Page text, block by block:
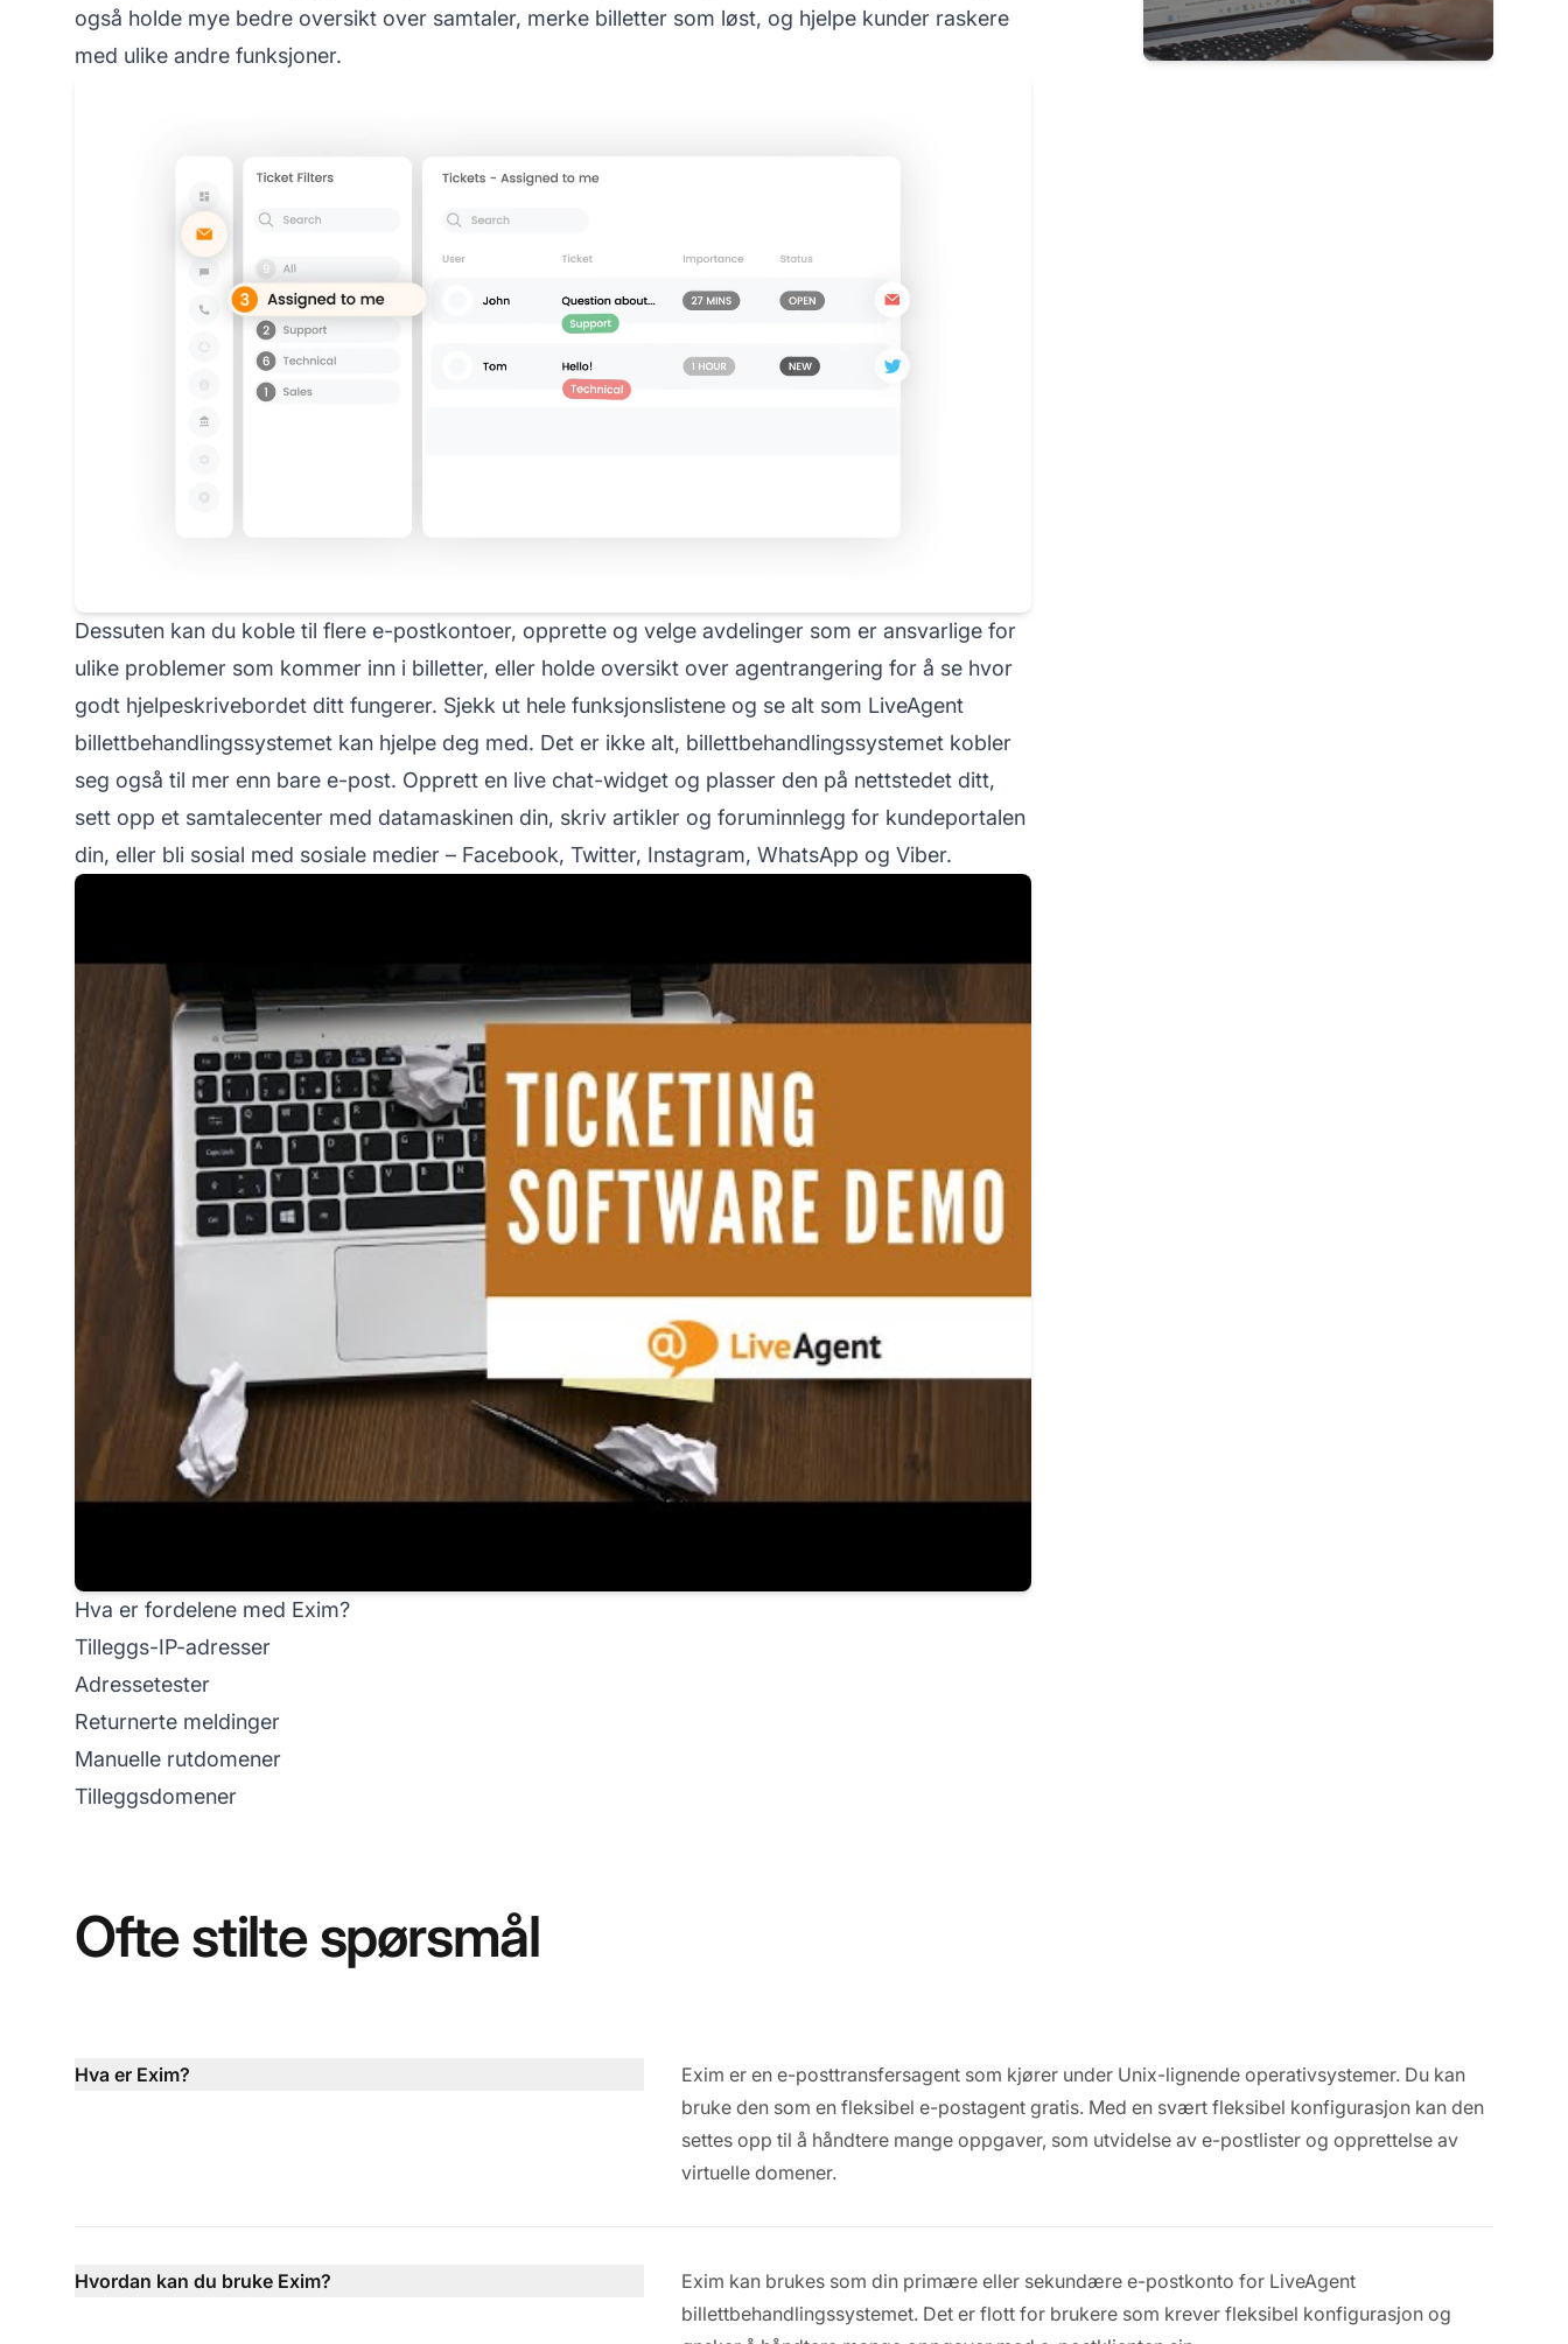
også holde mye bedre oversikt over samtaler, merke billetter som løst, og hjelpe kunder raskere
med ulike andre funksjoner.
Dessuten kan du koble til flere e-postkontoer, opprette og velge avdelinger som er ansvarlige for
ulike problemer som kommer inn i billetter, eller holde oversikt over agentrangering for å se hvor
godt hjelpeskrivebordet ditt fungerer. Sjekk ut hele funksjonslistene og se alt som LiveAgent
billettbehandlingssystemet kan hjelpe deg med. Det er ikke alt, billettbehandlingssystemet kobler
seg også til mer enn bare e-post. Opprett en live chat-widget og plasser den på nettstedet ditt,
sett opp et samtalecenter med datamaskinen din, skriv artikler og foruminnlegg for kundeportalen
din, eller bli sosial med sosiale medier – Facebook, Twitter, Instagram, WhatsApp og Viber.
Hva er fordelene med Exim?
Tilleggs-IP-adresser
Adressetester
Returnerte meldinger
Manuelle rutdomener
Tilleggsdomener
Ofte stilte spørsmål
Hva er Exim?
Exim er en e-posttransfersagent som kjører under Unix-lignende operativsystemer. Du kan
bruke den som en fleksibel e-postagent gratis. Med en svært fleksibel konfigurasjon kan den
settes opp til å håndtere mange oppgaver, som utvidelse av e-postlister og opprettelse av
virtuelle domener.
Hvordan kan du bruke Exim?
Exim kan brukes som din primære eller sekundære e-postkonto for LiveAgent
billettbehandlingssystemet. Det er flott for brukere som krever fleksibel konfigurasjon og